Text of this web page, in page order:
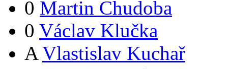
0 Martin Chudoba
0 Václav Klučka
A Vlastislav Kuchař